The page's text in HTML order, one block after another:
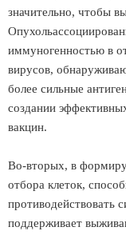
значительно, чтобы
иммуногенностью в
вирусов,
более сильные
создании
вакцин.
Во-вторых, в
отбора клеток,
противодействовать
поддерживает